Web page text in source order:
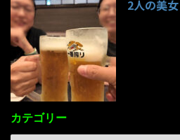
2人の美
カテゴリー